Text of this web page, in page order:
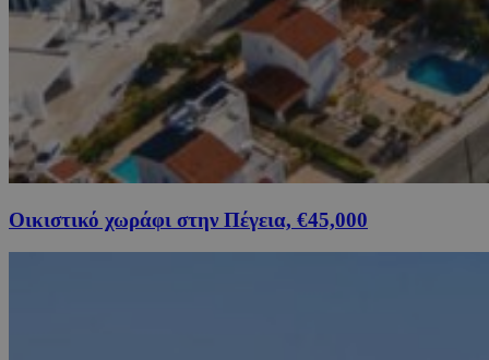
Οικιστικό χωράφι στην Πέγεια, €45,000